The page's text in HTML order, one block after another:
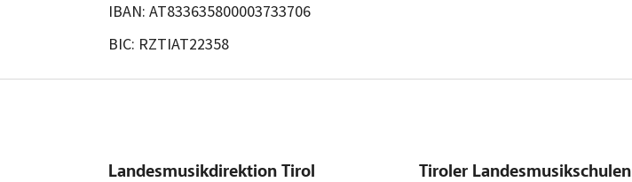
IBAN: AT833635800003733706
BIC: RZTIAT22358
Landesmusikdirektion Tirol Tiroler Landesmusikschulen